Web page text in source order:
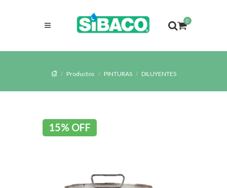
0
Productos PINTURAS DILUYENTES
15% OFF